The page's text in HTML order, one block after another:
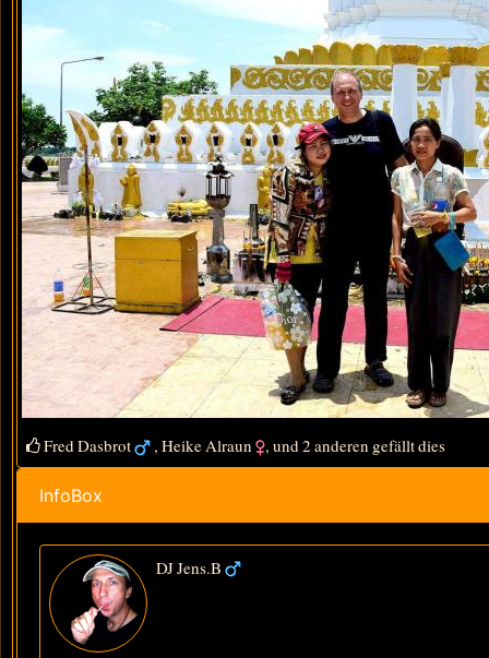
Fred Dasbrot , Heike Alraun , und 2 anderen gefällt dies
InfoBox
DJ Jens.B